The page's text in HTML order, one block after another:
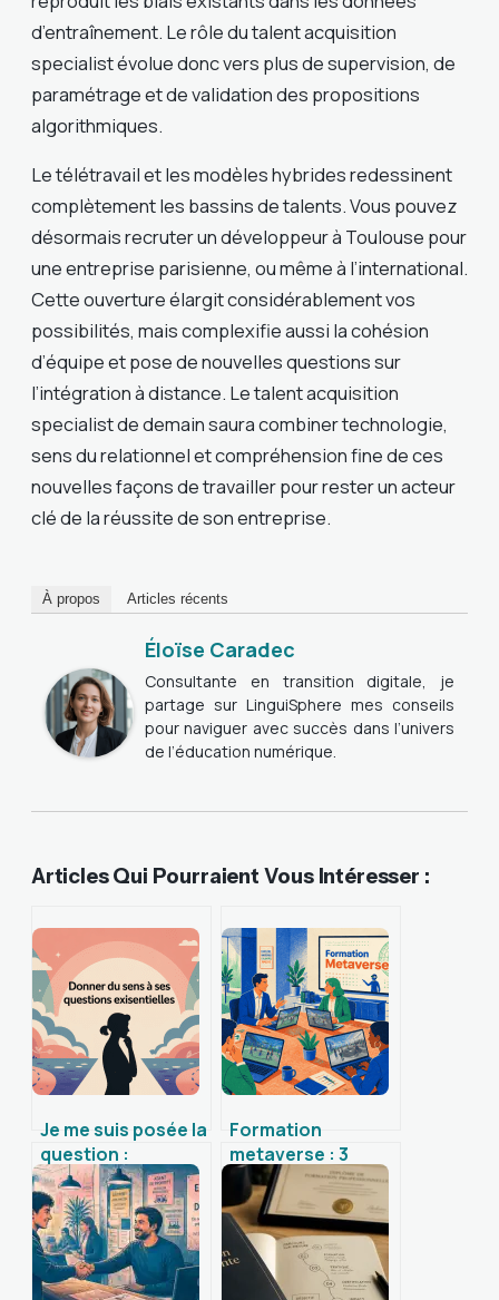
d’entraînement. Le rôle du talent acquisition
specialist évolue donc vers plus de supervision, de
paramétrage et de validation des propositions
algorithmiques.
Le télétravail et les modèles hybrides redessinent
complètement les bassins de talents. Vous pouvez
désormais recruter un développeur à Toulouse pour
une entreprise parisienne, ou même à l’international.
Cette ouverture élargit considérablement vos
possibilités, mais complexifie aussi la cohésion
d’équipe et pose de nouvelles questions sur
l’intégration à distance. Le talent acquisition
specialist de demain saura combiner technologie,
sens du relationnel et compréhension fine de ces
nouvelles façons de travailler pour rester un acteur
clé de la réussite de son entreprise.
À propos Articles récents
Éloïse Caradec
Consultante en transition digitale, je
partage sur LinguiSphere mes conseils
pour naviguer avec succès dans l’univers
de l’éducation numérique.
Articles Qui Pourraient Vous Intéresser :
Je me suis posée la
question :
comprendre et
clarifier ses
doutes intérieurs
Formation
metaverse : 3
leviers
d’immersion pour
transformer vos
compétences en
entreprise